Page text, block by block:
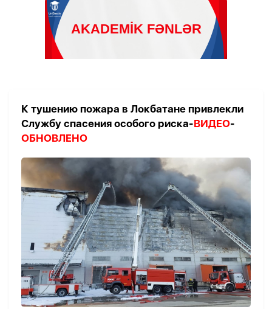
К тушению пожара в Локбатане привлекли
Службу спасения особого риска-ВИДЕО-
ОБНОВЛЕНО